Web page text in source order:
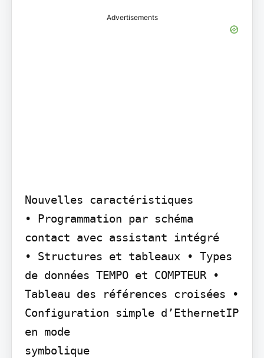
Advertisements
Nouvelles caractéristiques
• Programmation par schéma
contact avec assistant intégré
• Structures et tableaux • Types
de données TEMPO et COMPTEUR •
Tableau des références croisées •
Configuration simple d’EthernetIP
en mode
symbolique